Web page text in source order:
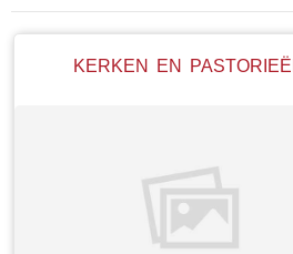
KERKEN EN